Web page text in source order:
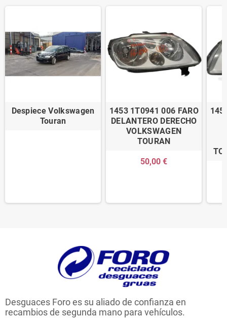
Despiece Volkswagen
Touran
1453 1T0941 006 FARO
DELANTERO DERECHO
VOLKSWAGEN
TOURAN
50,00 €
Desguaces Foro es su aliado de confianza en
recambios de segunda mano para vehículos.